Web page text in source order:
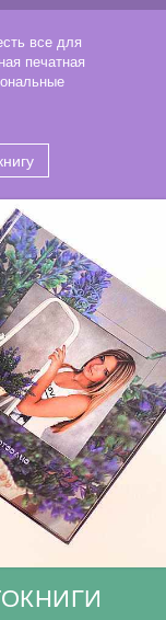
все для
печатная